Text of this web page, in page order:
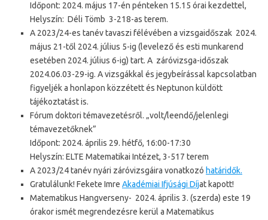
Időpont: 2024. május 17-én pénteken 15.15 órai kezdettel,
Helyszín: Déli Tömb 3-218-as terem.
A 2023/24-es tanév tavaszi félévében a vizsgaidőszak 2024.
május 21-től 2024. július 5-ig (levelező és esti munkarend
esetében 2024. július 6-ig) tart. A záróvizsga-időszak
2024.06.03-29-ig. A vizsgákkal és jegybeírással kapcsolatban
figyeljék a honlapon közzétett és Neptunon küldött
tájékoztatást is.
Fórum doktori témavezetésről. „volt/leendő/jelenlegi
témavezetőknek”
Időpont: 2024. április 29. hétfő, 16:00-17:30
Helyszín: ELTE Matematikai Intézet, 3-517 terem
A 2023/24 tanév nyári záróvizsgáira vonatkozó határidők.
Gratulálunk! Fekete Imre Akadémiai Ifjúsági Díjat kapott!
Matematikus Hangverseny- 2024. április 3. (szerda) este 19
órakor ismét megrendezésre kerül a Matematikus